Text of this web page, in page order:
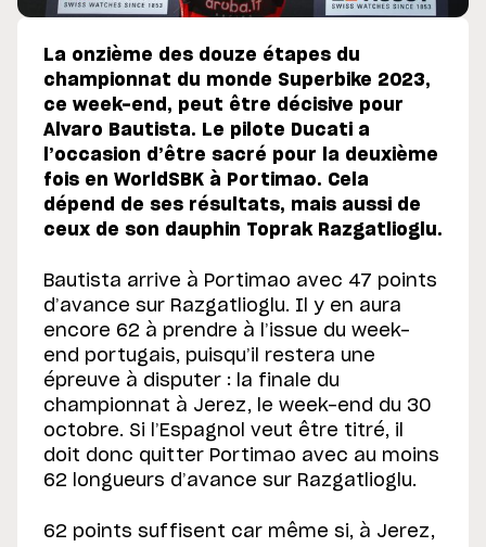
La onzième des douze étapes du
championnat du monde Superbike 2023,
ce week-end, peut être décisive pour
Alvaro Bautista. Le pilote Ducati a
l’occasion d’être sacré pour la deuxième
fois en WorldSBK à Portimao. Cela
dépend de ses résultats, mais aussi de
ceux de son dauphin Toprak Razgatlioglu.
Bautista arrive à Portimao avec 47 points
d’avance sur Razgatlioglu. Il y en aura
encore 62 à prendre à l’issue du week-
end portugais, puisqu’il restera une
épreuve à disputer : la finale du
championnat à Jerez, le week-end du 30
octobre. Si l’Espagnol veut être titré, il
doit donc quitter Portimao avec au moins
62 longueurs d’avance sur Razgatlioglu.
62 points suffisent car même si, à Jerez,